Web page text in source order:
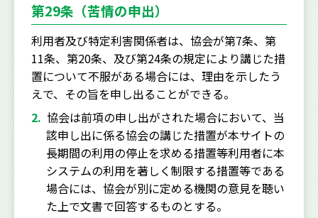
第29条（苦情の申出）
利用者及び特定利害関係者は、協会が第7条、第
11条、第20条、及び第24条の規定により講じた措
置について不服がある場合には、理由を示したう
えで、その旨を申し出ることができる。
協会は前項の申し出がされた場合において、当
該申し出に係る協会の講じた措置が本サイトの
長期間の利用の停止を求める措置等利用者に本
システムの利用を著しく制限する措置等である
場合には、協会が別に定める機関の意見を聴い
た上で文書で回答するものとする。